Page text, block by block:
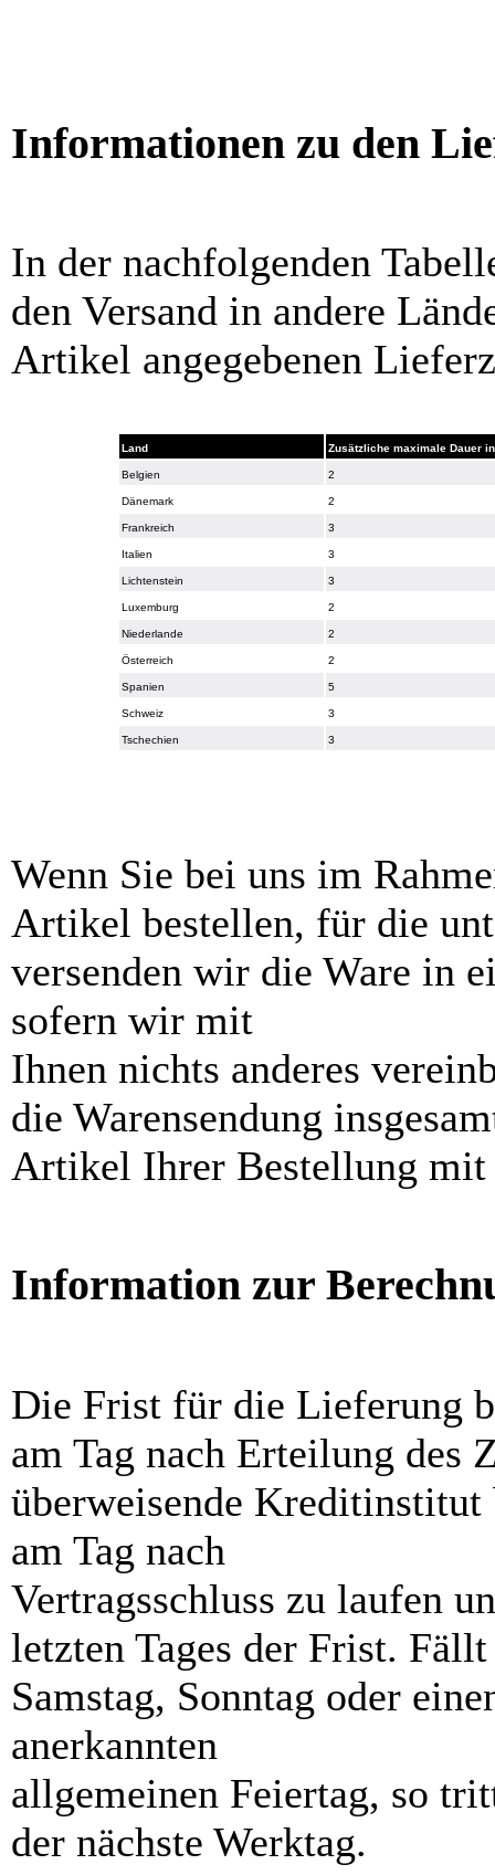
Informationen zu den
In der nachfolgenden
den Versand in andere
Artikel angegebenen
Land Zusätzliche maximale Dauer
Belgien 2
Dänemark 2
Frankreich 3
Italien 3
Lichtenstein 3
Luxemburg 2
Niederlande 2
Österreich 2
Spanien 5
Schweiz 3
Tschechien 3
Wenn Sie bei uns im
Artikel bestellen, für die
versenden wir die Ware in
sofern wir mit
Ihnen nichts anderes
die Warensendung
Artikel Ihrer Bestellung
Information zur
Die Frist für die Lieferung
am Tag nach Erteilung des
überweisende Kreditinstitut
am Tag nach
Vertragsschluss zu laufen
letzten Tages der Frist.
Samstag, Sonntag oder
anerkannten
allgemeinen Feiertag, so
der nächste Werktag.